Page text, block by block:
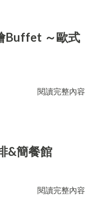
Buffet ～歐式
閱讀完整內容
&簡餐館
閱讀完整內容